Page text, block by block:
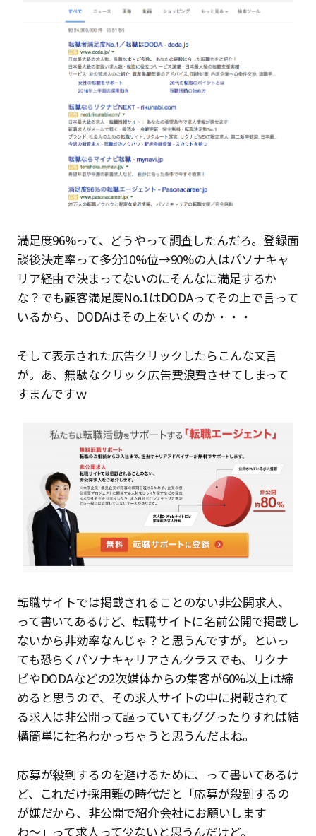
満足度96%って、どうやって調査したんだろ。登録面
談後決定率って多分10%位→90%の人はパソナキャ
リア経由で決まってないのにそんなに満足するか
な？でも顧客満足度No.1はDODAってその上で言って
いるから、DODAはその上をいくのか・・・
そして表示された広告クリックしたらこんな文言
が。あ、無駄なクリック広告費浪費させてしまって
すまんですｗ
転職サイトでは掲載されることのない非公開求人、
って書いてあるけど、転職サイトに名前公開で掲載し
ないから非効率なんじゃ？と思うんですが。といっ
ても恐らくパソナキャリアさんクラスでも、リクナ
ビやDODAなどの2次媒体からの集客が60%以上は締
めると思うので、その求人サイトの中に掲載されて
る求人は非公開って謳っていてもググったりすれば結
構簡単に社名わかっちゃうと思うんだよね。
応募が殺到するのを避けるために、って書いてあるけ
ど、これだけ採用難の時代だと「応募が殺到するの
が嫌だから、非公開で紹介会社にお願いします
わ〜」って求人って少ないと思うんだけど。